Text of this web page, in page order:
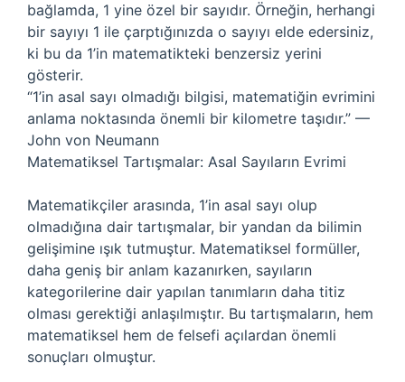
bağlamda, 1 yine özel bir sayıdır. Örneğin, herhangi
bir sayıyı 1 ile çarptığınızda o sayıyı elde edersiniz,
ki bu da 1’in matematikteki benzersiz yerini
gösterir.
“1’in asal sayı olmadığı bilgisi, matematiğin evrimini
anlama noktasında önemli bir kilometre taşıdır.” —
John von Neumann
Matematiksel Tartışmalar: Asal Sayıların Evrimi
Matematikçiler arasında, 1’in asal sayı olup
olmadığına dair tartışmalar, bir yandan da bilimin
gelişimine ışık tutmuştur. Matematiksel formüller,
daha geniş bir anlam kazanırken, sayıların
kategorilerine dair yapılan tanımların daha titiz
olması gerektiği anlaşılmıştır. Bu tartışmaların, hem
matematiksel hem de felsefi açılardan önemli
sonuçları olmuştur.